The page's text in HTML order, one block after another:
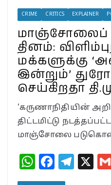
CRIME CRITICS EXPLAINER
மாஞ்சோலைப்
தினம்:
மக்களுக்கு
இன்றும்’
செய்கிறதா
‘கருணாநிதியின்
திட்டமிட்டு
மாஞ்சோலை
W
h
F
a
T
X